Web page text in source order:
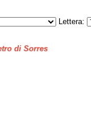
Lettera:
di Sorres